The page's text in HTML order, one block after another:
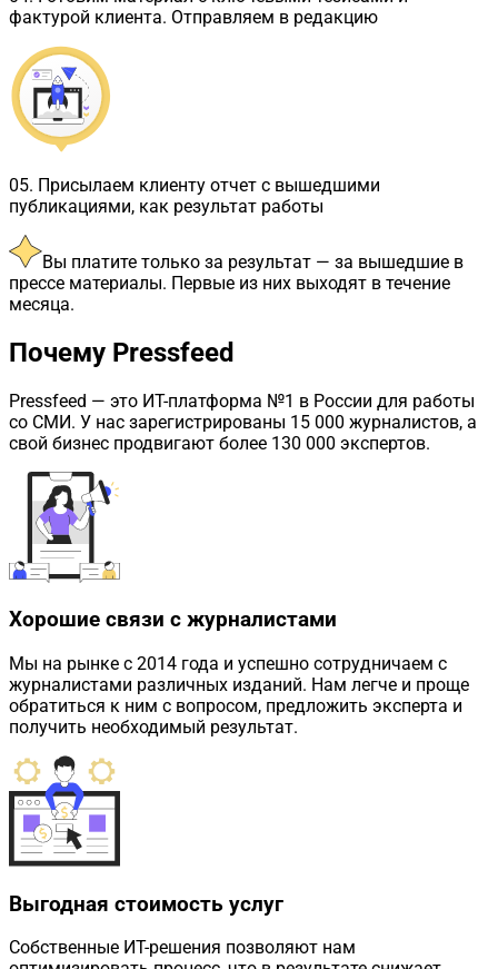
фактурой клиента. Отправляем в редакцию
05. Присылаем клиенту отчет с вышедшими
публикациями, как результат работы
Вы платите только за результат — за вышедшие в
прессе материалы. Первые из них выходят в течение
месяца.
Почему Pressfeed
Pressfeed — это ИТ-платформа №1 в России для работы
со СМИ. У нас зарегистрированы 15 000 журналистов, а
свой бизнес продвигают более 130 000 экспертов.
Хорошие связи с журналистами
Мы на рынке с 2014 года и успешно сотрудничаем с
журналистами различных изданий. Нам легче и проще
обратиться к ним с вопросом, предложить эксперта и
получить необходимый результат.
Выгодная стоимость услуг
Собственные ИТ-решения позволяют нам